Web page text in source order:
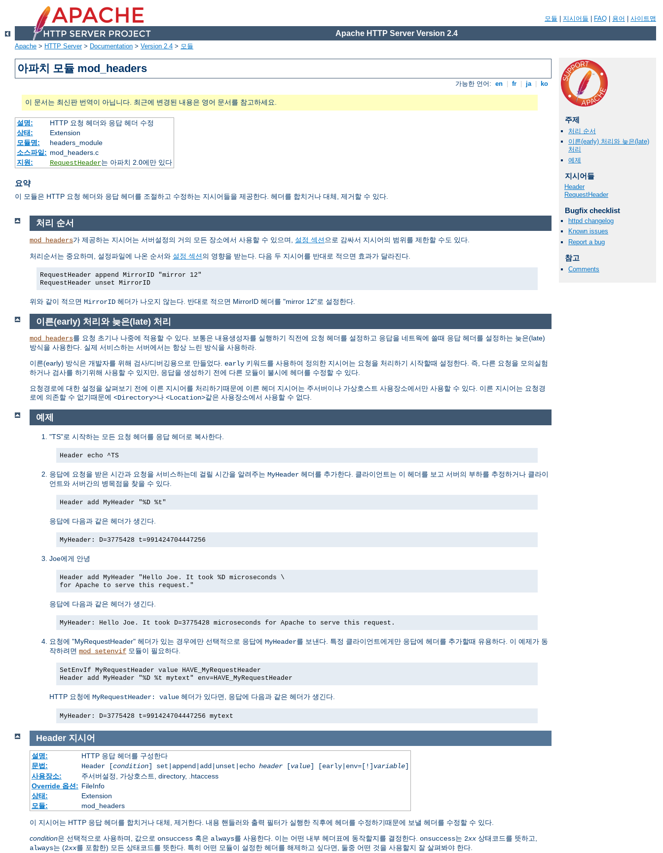
모듈 지시어들 FAQ 용어 사이트맵
Apache HTTP Server Version 2.4
Apache > HTTP Server> Documentation > Version 2.4 > 모듈
아파치 모듈 mod_headers
가능한 언어: en fr ja ko
이 문서는 최신판 번역이 아닙니다. 최근에 변경된 내용은 영어 문서를 참고하세요.
설명:
HTTP 요청 헤더와 응답 헤더 수정
상태:
Extension
모듈명:
headers_module
소스파일: mod_headers.c
지원:
RequestHeader는 아파치 2.0에만 있다
요약
이 모듈은 HTTP 요청 헤더와 응답 헤더를 조절하고 수정하는 지시어들을 제공한다. 헤더를 합치거나 대체, 제거할 수 있다.
주제
처리 순서
이른(early) 처리와 늦은(late)
처리
예제
지시어들
Header
RequestHeader
Bugfix checklist
httpd changelog
Known issues
Report a bug
참고
Comments
처리 순서
mod_headers가 제공하는 지시어는 서버설정의 거의 모든 장소에서 사용할 수 있으며, 설정 섹션 으로 감싸서 지시어의 범위를 제한할 수도 있다.
처리순서는 중요하며, 설정파일에 나온 순서와 설정 섹션의 영향을 받는다. 다음 두 지시어를 반대로 적으면 효과가 달라진다.
RequestHeader append MirrorID "mirror 12"
RequestHeader unset MirrorID
위와 같이 적으면 MirrorID 헤더가 나오지 않는다. 반대로 적으면 MirrorID 헤더를 "mirror 12"로 설정한다.
이른(early) 처리와 늦은(late) 처리
mod_headers를 요청 초기나 나중에 적용할 수 있다. 보통은 내용생성자를 실행하기 직전에 요청 헤더를 설정하고 응답을 네트웍에 쓸때 응답 헤더를 설정하는 늦은(late)
방식을 사용한다. 실제 서비스하는 서버에서는 항상 느린 방식을 사용하라.
이른(early) 방식은 개발자를 위해 검사/디버깅용으로 만들었다. early 키워드를 사용하여 정의한 지시어는 요청을 처리하기 시작할때 설정한다. 즉, 다른 요청을 모의실험
하거나 검사를 하기위해 사용할 수 있지만, 응답을 생성하기 전에 다른 모듈이 불시에 헤더를 수정할 수 있다.
요청경로에 대한 설정을 살펴보기 전에 이른 지시어를 처리하기때문에 이른 헤더 지시어는 주서버이나 가상호스트 사용장소에서만 사용할 수 있다. 이른 지시어는 요청경
로에 의존할 수 없기때문에 <Directory>나 <Location>같은 사용장소에서 사용할 수 없다.
예제
"TS"로 시작하는 모든 요청 헤더를 응답 헤더로 복사한다.
Header echo ^TS
응답에 요청을 받은 시간과 요청을 서비스하는데 걸릴 시간을 알려주는 MyHeader 헤더를 추가한다. 클라이언트는 이 헤더를 보고 서버의 부하를 추정하거나 클라이
언트와 서버간의 병목점을 찾을 수 있다.
Header add MyHeader "%D %t"
응답에 다음과 같은 헤더가 생긴다.
MyHeader: D=3775428 t=991424704447256
Joe에게 안녕
Header add MyHeader "Hello Joe. It took %D microseconds \
for Apache to serve this request."
응답에 다음과 같은 헤더가 생긴다.
MyHeader: Hello Joe. It took D=3775428 microseconds for Apache to serve this request.
요청에 "MyRequestHeader" 헤더가 있는 경우에만 선택적으로 응답에 MyHeader를 보낸다. 특정 클라이언트에게만 응답에 헤더를 추가할때 유용하다. 이 예제가 동
작하려면 mod_setenvif 모듈이 필요하다.
SetEnvIf MyRequestHeader value HAVE_MyRequestHeader
Header add MyHeader "%D %t mytext" env=HAVE_MyRequestHeader
HTTP 요청에 MyRequestHeader: value 헤더가 있다면, 응답에 다음과 같은 헤더가 생긴다.
MyHeader: D=3775428 t=991424704447256 mytext
Header 지시어
설명:
HTTP 응답 헤더를 구성한다
문법:
Header [condition] set|append|add|unset|echo header[value] [early|env=[!] variable]
사용장소:
주서버설정, 가상호스트, directory, .htaccess
Override 옵션: FileInfo
상태:
Extension
모듈:
mod_headers
이 지시어는 HTTP 응답 헤더를 합치거나 대체, 제거한다. 내용 핸들러와 출력 필터가 실행한 직후에 헤더를 수정하기때문에 보낼 헤더를 수정할 수 있다.
condition은 선택적으로 사용하며, 값으로 onsuccess 혹은 always를 사용한다. 이는 어떤 내부 헤더표에 동작할지를 결정한다. onsuccess는 2xx 상태코드를 뜻하고,
always는 (2xx를 포함한) 모든 상태코드를 뜻한다. 특히 어떤 모듈이 설정한 헤더를 해제하고 싶다면, 둘중 어떤 것을 사용할지 잘 살펴봐야 한다.